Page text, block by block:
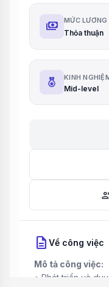
payments MỨC LƯƠNG
Thỏa thuận
KINH
Mid-level
description Về công việc
Mô tả công việc:
• Phát triển và